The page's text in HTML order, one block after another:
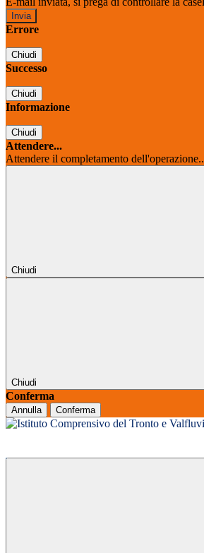
Errore
Chiudi
Successo
Chiudi
Informazione
Chiudi
Attendere...
Attendere il completamento
Chiudi
Chiudi
Conferma
Annulla Conferma